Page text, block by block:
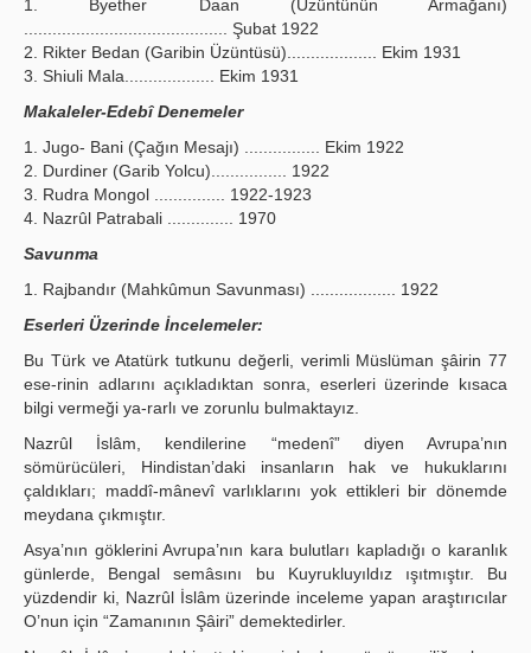
1. Byether Daan (Üzüntünün Armağanı)
........................................... Şubat 1922
2. Rikter Bedan (Garibin Üzüntüsü)................... Ekim 1931
3. Shiuli Mala................... Ekim 1931
Makaleler-Edebî Denemeler
1. Jugo- Bani (Çağın Mesajı) ................ Ekim 1922
2. Durdiner (Garib Yolcu)................ 1922
3. Rudra Mongol ............... 1922-1923
4. Nazrûl Patrabali .............. 1970
Savunma
1. Rajbandır (Mahkûmun Savunması) .................. 1922
Eserleri Üzerinde İncelemeler:
Bu Türk ve Atatürk tutkunu değerli, verimli Müslüman şâirin 77
ese-rinin adlarını açıkladıktan sonra, eserleri üzerinde kısaca
bilgi vermeği ya-rarlı ve zorunlu bulmaktayız.
Nazrûl İslâm, kendilerine “medenî” diyen Avrupa’nın
sömürücüleri, Hindistan’daki insanların hak ve hukuklarını
çaldıkları; maddî-mânevî varlıklarını yok ettikleri bir dönemde
meydana çıkmıştır.
Asya’nın göklerini Avrupa’nın kara bulutları kapladığı o karanlık
günlerde, Bengal semâsını bu Kuyrukluyıldız ışıtmıştır. Bu
yüzdendir ki, Nazrûl İslâm üzerinde inceleme yapan araştırıcılar
O’nun için “Zamanının Şâiri” demektedirler.